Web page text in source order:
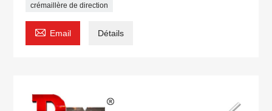
crémaillère de direction
 Email Détails